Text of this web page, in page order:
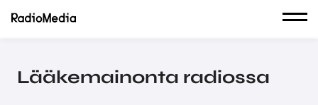
Lääkemainonta radiossa